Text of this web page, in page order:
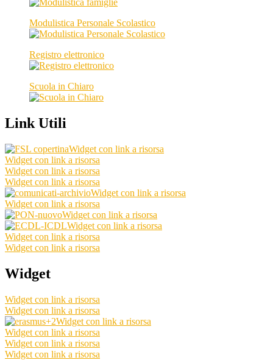
Modulistica Personale Scolastico
Registro elettronico
Scuola in Chiaro
Link Utili
Widget con link a risorsa
Widget con link a risorsa
Widget con link a risorsa
Widget con link a risorsa
Widget con link a risorsa
Widget con link a risorsa
Widget con link a risorsa
Widget con link a risorsa
Widget con link a risorsa
Widget con link a risorsa
Widget
Widget con link a risorsa
Widget con link a risorsa
Widget con link a risorsa
Widget con link a risorsa
Widget con link a risorsa
Widget con link a risorsa